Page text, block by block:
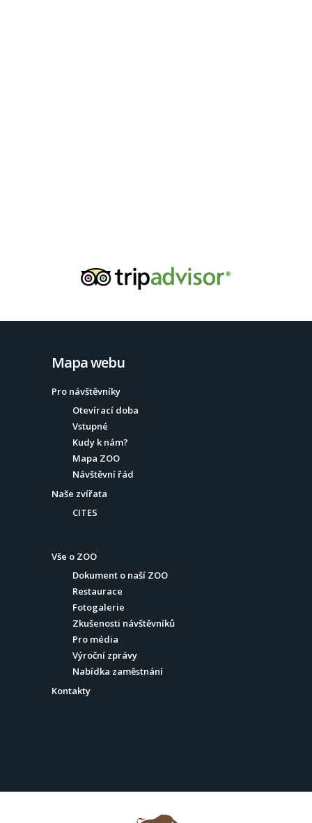
Mapa webu
Pro návštěvníky
Otevírací doba
Vstupné
Kudy k nám?
Mapa ZOO
Návštěvní řád
Naše zvířata
CITES
Vše o ZOO
Dokument o naší ZOO
Restaurace
Fotogalerie
Zkušenosti návštěvníků
Pro média
Výroční zprávy
Nabídka zaměstnání
Kontakty